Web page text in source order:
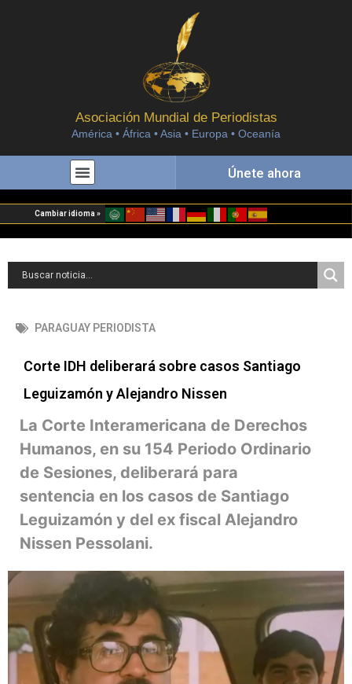
Asociación Mundial de Periodistas
América • África • Asia • Europa • Oceanía
Únete ahora
Cambiar idioma »
PARAGUAY PERIODISTA
Corte IDH deliberará sobre casos Santiago
Leguizamón y Alejandro Nissen
La Corte Interamericana de Derechos
Humanos, en su 154 Periodo Ordinario
de Sesiones, deliberará para
sentencia en los casos de Santiago
Leguizamón y del ex fiscal Alejandro
Nissen Pessolani.